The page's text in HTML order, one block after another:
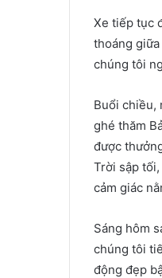
Xe tiếp tục
thoáng
chúng tôi
Buổi chiều,
ghé thăm
được
Trời sập
cảm giác
Sáng hôm
chúng tôi
động đẹp